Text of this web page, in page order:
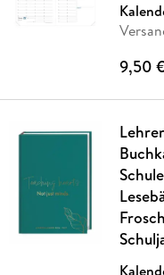
9,50 €